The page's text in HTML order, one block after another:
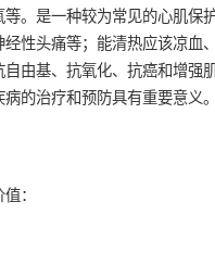
。是一种较为常见的心肌保
性头痛等；能清热应该凉血
由基、抗氧化、抗癌和增强
的治疗和预防具有重要意义
：